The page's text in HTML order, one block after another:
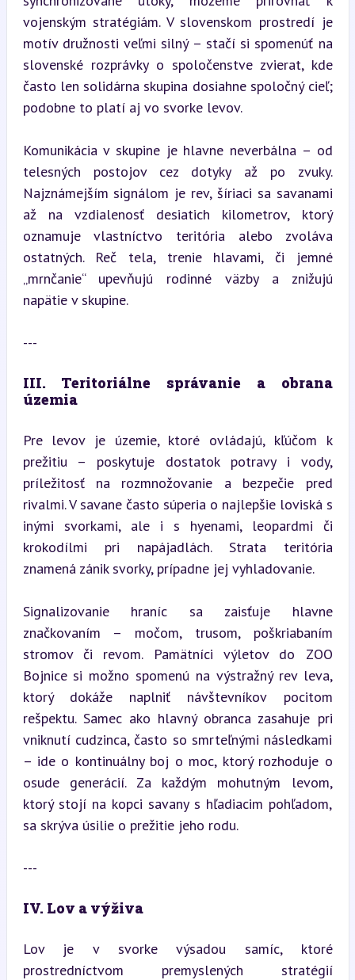
vojenským stratégiám. V slovenskom prostredí je
motív družnosti veľmi silný – stačí si spomenúť na
slovenské rozprávky o spoločenstve zvierat, kde
často len solidárna skupina dosiahne spoločný cieľ;
podobne to platí aj vo svorke levov.
Komunikácia v skupine je hlavne neverbálna – od
telesných postojov cez dotyky až po zvuky.
Najznámejším signálom je rev, šíriaci sa savanami
až na vzdialenosť desiatich kilometrov, ktorý
oznamuje vlastníctvo teritória alebo zvoláva
ostatných. Reč tela, trenie hlavami, či jemné
„mrnčanie“ upevňujú rodinné väzby a znižujú
napätie v skupine.
---
III. Teritoriálne správanie a obrana
územia
Pre levov je územie, ktoré ovládajú, kľúčom k
prežitiu – poskytuje dostatok potravy i vody,
príležitosť na rozmnožovanie a bezpečie pred
rivalmi. V savane často súperia o najlepšie loviská s
inými svorkami, ale i s hyenami, leopardmi či
krokodílmi pri napájadlách. Strata teritória
znamená zánik svorky, prípadne jej vyhladovanie.
Signalizovanie hraníc sa zaisťuje hlavne
značkovaním – močom, trusom, poškriabaním
stromov či revom. Pamätníci výletov do ZOO
Bojnice si možno spomenú na výstražný rev leva,
ktorý dokáže naplniť návštevníkov pocitom
rešpektu. Samec ako hlavný obranca zasahuje pri
vniknutí cudzinca, často so smrteľnými následkami
– ide o kontinuálny boj o moc, ktorý rozhoduje o
osude generácií. Za každým mohutným levom,
ktorý stojí na kopci savany s hľadiacim pohľadom,
sa skrýva úsilie o prežitie jeho rodu.
---
IV. Lov a výživa
Lov je v svorke výsadou samíc, ktoré
prostredníctvom premyslených stratégií